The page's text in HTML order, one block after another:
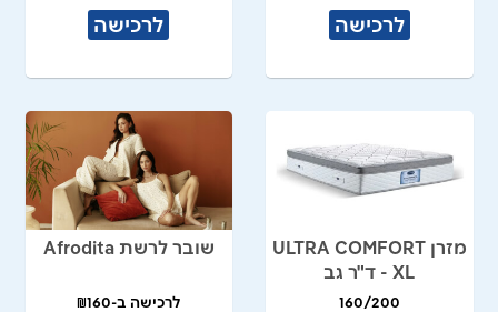
₪4990
לרכישה לרכישה
מזרן ULTRA COMFORT
XL - ד"ר גב
160/200
שובר לרשת Afrodita
לרכישה ב-₪160